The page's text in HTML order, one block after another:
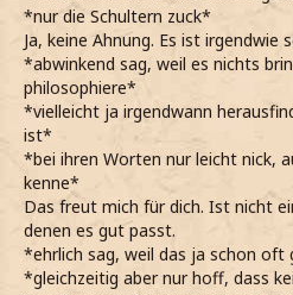
*nur die Schultern zuck*
Ja, keine Ahnung. Es ist irgendwie
*abwinkend sag, weil es nichts
philosophiere*
*vielleicht ja irgendwann
ist*
*bei ihren Worten nur leicht nick,
kenne*
Das freut mich für dich. Ist nicht
denen es gut passt.
*ehrlich sag, weil das ja schon oft
*gleichzeitig aber nur hoff, dass